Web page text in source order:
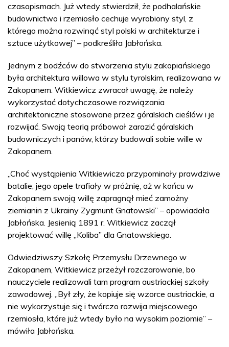
czasopismach. Już wtedy stwierdził, że podhalańskie
budownictwo i rzemiosło cechuje wyrobiony styl, z
którego można rozwinąć styl polski w architekturze i
sztuce użytkowej” – podkreśliła Jabłońska.
Jednym z bodźców do stworzenia stylu zakopiańskiego
była architektura willowa w stylu tyrolskim, realizowana w
Zakopanem. Witkiewicz zwracał uwagę, że należy
wykorzystać dotychczasowe rozwiązania
architektoniczne stosowane przez góralskich cieślów i je
rozwijać. Swoją teorią próbował zarazić góralskich
budowniczych i panów, którzy budowali sobie wille w
Zakopanem.
„Choć wystąpienia Witkiewicza przypominały prawdziwe
batalie, jego apele trafiały w próżnię, aż w końcu w
Zakopanem swoją willę zapragnął mieć zamożny
ziemianin z Ukrainy Zygmunt Gnatowski” – opowiadała
Jabłońska. Jesienią 1891 r. Witkiewicz zaczął
projektować willę „Koliba” dla Gnatowskiego.
Odwiedziwszy Szkołę Przemysłu Drzewnego w
Zakopanem, Witkiewicz przeżył rozczarowanie, bo
nauczyciele realizowali tam program austriackiej szkoły
zawodowej. „Był zły, że kopiuje się wzorce austriackie, a
nie wykorzystuje się i twórczo rozwija miejscowego
rzemiosła, które już wtedy było na wysokim poziomie” –
mówiła Jabłońska.